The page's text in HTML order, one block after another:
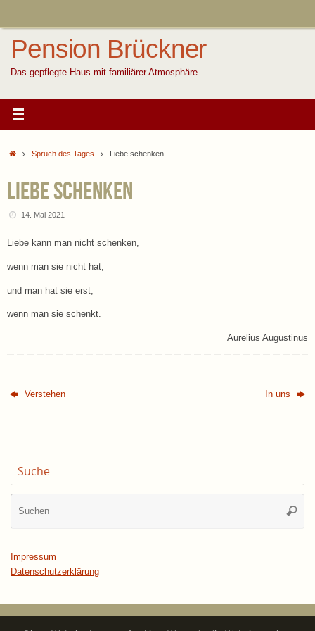
Pension Brückner
Das gepflegte Haus mit familiärer Atmosphäre
StartSpruch des Tages Liebe schenken
Liebe schenken
14. Mai 2021
Liebe kann man nicht schenken,
wenn man sie nicht hat;
und man hat sie erst,
wenn man sie schenkt.
Aurelius Augustinus
Verstehen In uns
Suche
Impressum
Datenschutzerklärung